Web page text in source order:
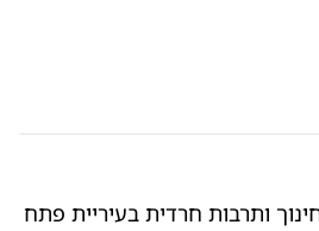
ותרבות חרדית בעיריית פתח